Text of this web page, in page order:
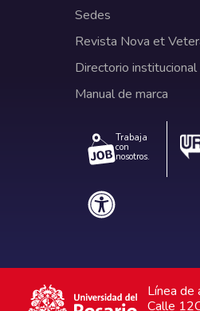
Sedes
Revista Nova et
Directorio institucional
Manual de marca
Trabaja
con
nosotros.
Línea
Calle